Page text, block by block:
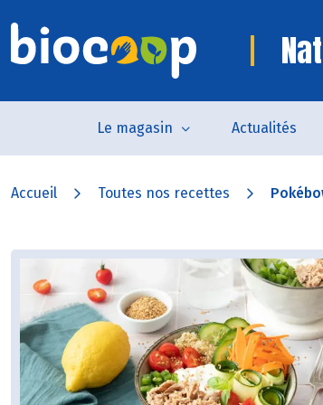
Le magasin Actualités
Accueil Toutes nos recettes